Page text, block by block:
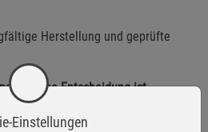
Herstellung und geprüfte
eine Entscheidung ist.
Einstellungen